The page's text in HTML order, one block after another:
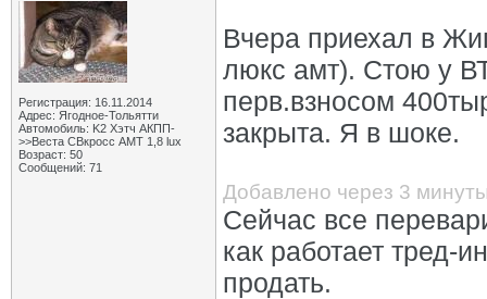
Регистрация: 16.11.2014
Адрес: Ягодное-Тольятти
Автомобиль: K2 Хэтч АКПП-
>>Веста СВкросс АМТ 1,8 lux
Возраст: 50
Сообщений: 71
Вчера приехал в
люкс амт). Стою у
перв.взносом
закрыта. Я в шоке.
Добавлено через 3
Сейчас все
как работает тред-
продать.